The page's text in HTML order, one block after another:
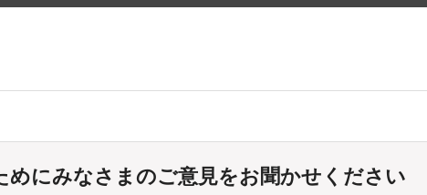
にみなさまのご意見をお聞かせください